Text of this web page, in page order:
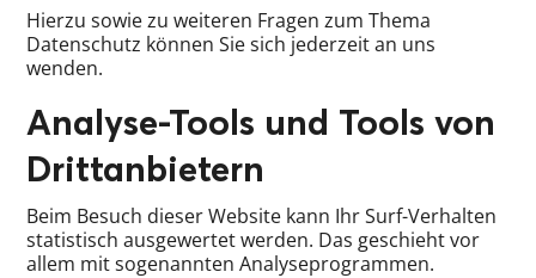
Hierzu sowie zu weiteren Fragen zum Thema
Datenschutz können Sie sich jederzeit an uns
wenden.
Analyse-Tools und Tools von
Dritt­anbietern
Beim Besuch dieser Website kann Ihr Surf-Verhalten
statistisch ausgewertet werden. Das geschieht vor
allem mit sogenannten Analyseprogrammen.